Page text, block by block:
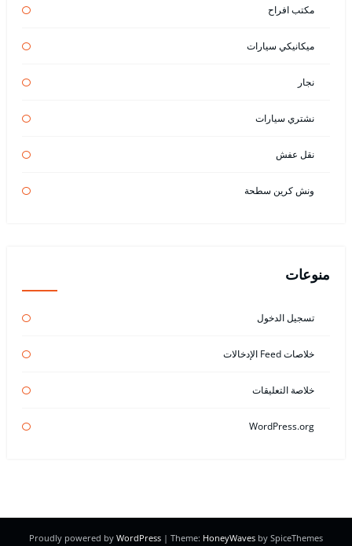
مكتب افراح
ميكانيكي سيارات
نجار
نشتري سيارات
نقل عفش
ونش كرين سطحة
منوعات
تسجيل الدخول
خلاصات Feed الإدخالات
خلاصة التعليقات
WordPress.org
Proudly powered by WordPress | Theme: HoneyWaves by SpiceThemes